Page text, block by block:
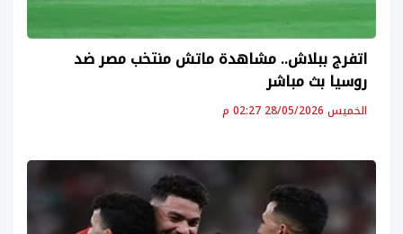
اتفرج ببلاش.. مشاهدة ماتش منتخب مصر ضد
روسيا بث مباشر
الخميس 28/05/2026 02:27 م